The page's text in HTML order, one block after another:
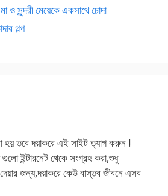
মেয়েকে একসাথে চোদা
গল্প
হয় তবে দয়াকরে এই সাইট ত্যাগ করুন !
ইন্টারনেট থেকে সংগ্রহ করা,শুধু
জন্য,দয়াকরে কেউ বাস্তব জীবনে এসব